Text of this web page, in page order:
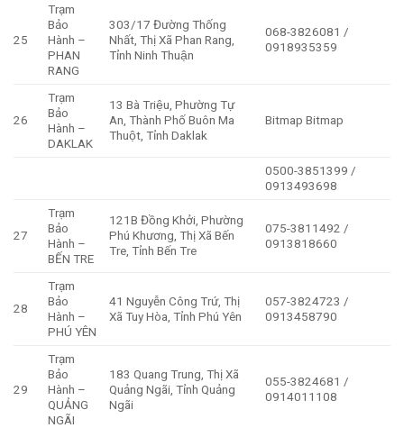
25
Trạm
Bảo
Hành –
PHAN
RANG
303/17 Đường Thống
Nhất, Thị Xã Phan Rang,
Tỉnh Ninh Thuận
068-3826081 /
0918935359
26
Trạm
Bảo
Hành –
DAKLAK
13 Bà Triệu, Phường Tự
An, Thành Phố Buôn Ma
Thuột, Tỉnh Daklak
Bitmap Bitmap
0500-3851399 /
0913493698
27
Trạm
Bảo
Hành –
BẾN TRE
121B Đồng Khởi, Phường
Phú Khương, Thị Xã Bến
Tre, Tỉnh Bến Tre
075-3811492 /
0913818660
28
Trạm
Bảo
Hành –
PHÚ YÊN
41 Nguyễn Công Trứ, Thị
Xã Tuy Hòa, Tỉnh Phú Yên
057-3824723 /
0913458790
29
Trạm
Bảo
Hành –
QUẢNG
NGÃI
183 Quang Trung, Thị Xã
Quảng Ngãi, Tỉnh Quảng
Ngãi
055-3824681 /
0914011108